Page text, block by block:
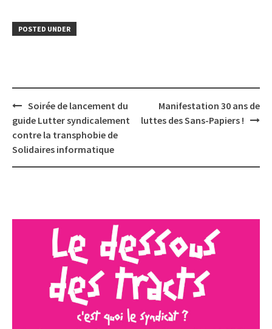
POSTED UNDER
Post
navigation
Soirée de lancement du
guide Lutter syndicalement
contre la transphobie de
Solidaires informatique
Manifestation 30 ans de
luttes des Sans-Papiers !